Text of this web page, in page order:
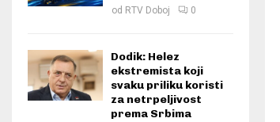
od RTV Doboj 0
Dodik: Helez
ekstremista koji
svaku priliku koristi
za netrpeljivost
prema Srbima